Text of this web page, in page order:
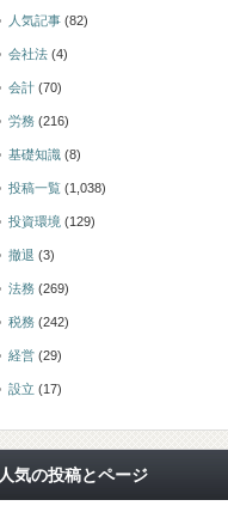
人気記事 (82)
会社法 (4)
会計 (70)
労務 (216)
基礎知識 (8)
投稿一覧 (1,038)
投資環境 (129)
撤退 (3)
法務 (269)
税務 (242)
経営 (29)
設立 (17)
人気の投稿とページ